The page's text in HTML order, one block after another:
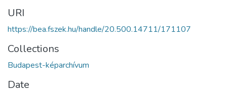
URI
https://bea.fszek.hu/handle/20.500.14711/171107
Collections
Budapest-képarchívum
Date